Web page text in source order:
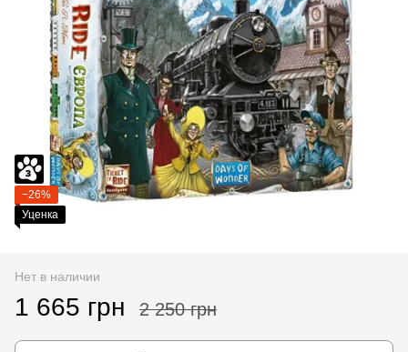
−26%
Уценка
Нет в наличии
1 665 грн 2 250 грн